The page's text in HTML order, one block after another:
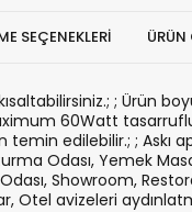
SEÇENEKLERI ÜRÜN
; Ürün
60Watt
edilebilir.; ; Askı
Odası, Yemek
Showroom,
Otel avizeleri